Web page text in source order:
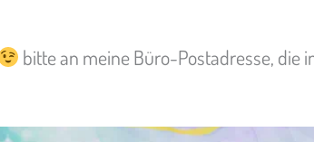
bitte an meine Büro-Postadresse, die